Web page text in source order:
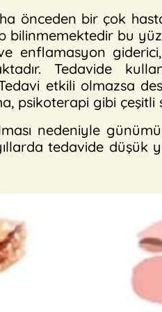
önceden bir çok
bilinmemektedir bu
enflamasyon
Tedavide
etkili olmazsa
psikoterapi gibi çeşitli
nedeniyle
tedavide düşük